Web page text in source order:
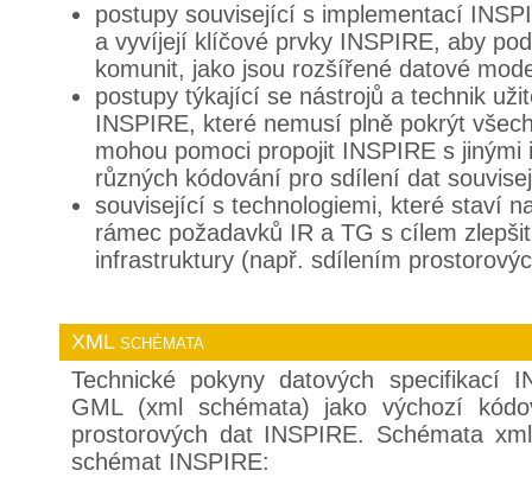
postupy související s implementací
a vyvíjejí klíčové prvky INSPIRE, aby
komunit, jako jsou rozšířené datové
postupy týkající se nástrojů a technik
INSPIRE, které nemusí plně pokrýt
mohou pomoci propojit INSPIRE s
různých kódování pro sdílení dat
související s technologiemi, které staví
rámec požadavků IR a TG s cílem
infrastruktury (např. sdílením
XML schémata
Technické pokyny datových specifikací
GML (xml schémata) jako výchozí
prostorových dat INSPIRE. Schémata
schémat INSPIRE: